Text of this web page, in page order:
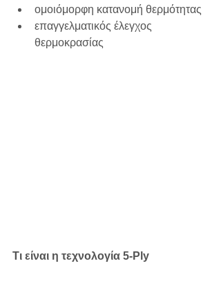
ομοιόμορφη κατανομή θερμότητας
επαγγελματικός έλεγχος
θερμοκρασίας
Τι είναι η τεχνολογία 5-Ply